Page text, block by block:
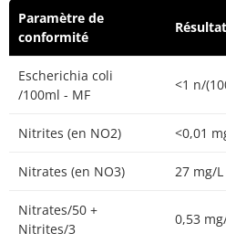
Paramètre de
conformité
Résultat
Escherichia coli
/100ml - MF
<1 n/
Nitrites (en NO2) <0,01
Nitrates (en NO3) 27 mg/L
Nitrates/50 +
Nitrites/3
0,53